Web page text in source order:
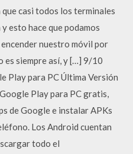
casi todos los terminales
esto hace que podamos
nuestro móvil por
es siempre así, y […] 9/10
Play para PC Última Versión
Play para PC gratis,
de Google e instalar APKs
Los Android cuentan
todo el